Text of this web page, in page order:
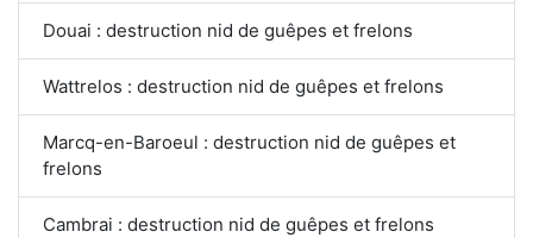
Douai : destruction nid de guêpes et frelons
Wattrelos : destruction nid de guêpes et frelons
Marcq-en-Baroeul : destruction nid de guêpes et
frelons
Cambrai : destruction nid de guêpes et frelons